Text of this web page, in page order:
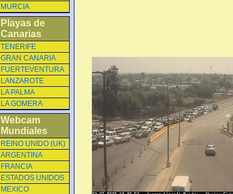
MURCIA
Playas de
Canarias
TENERIFE
GRAN CANARIA
FUERTEVENTURA
LANZAROTE
LA PALMA
LA GOMERA
Webcam
Mundiales
REINO UNIDO (UK)
ARGENTINA
FRANCIA
ESTADOS UNIDOS
MEXICO